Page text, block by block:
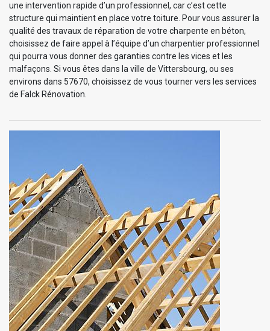
une intervention rapide d’un professionnel, car c’est cette
structure qui maintient en place votre toiture. Pour vous assurer la
qualité des travaux de réparation de votre charpente en béton,
choisissez de faire appel à l’équipe d’un charpentier professionnel
qui pourra vous donner des garanties contre les vices et les
malfaçons. Si vous êtes dans la ville de Vittersbourg, ou ses
environs dans 57670, choisissez de vous tourner vers les services
de Falck Rénovation.